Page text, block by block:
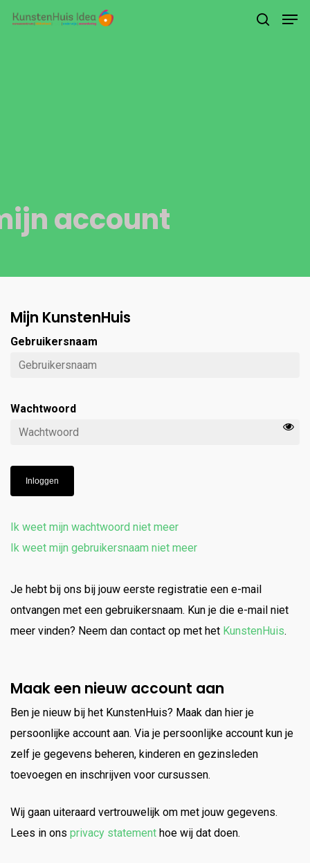
account
Mijn KunstenHuis
Gebruikersnaam
Wachtwoord
Inloggen
Ik weet mijn wachtwoord niet meer
Ik weet mijn gebruikersnaam niet meer
Je hebt bij ons bij jouw eerste registratie een e-mail
ontvangen met een gebruikersnaam. Kun je die e-mail niet
meer vinden? Neem dan contact op met het KunstenHuis.
Maak een nieuw account aan
Ben je nieuw bij het KunstenHuis? Maak dan hier je
persoonlijke account aan. Via je persoonlijke account kun je
zelf je gegevens beheren, kinderen en gezinsleden
toevoegen en inschrijven voor cursussen.
Wij gaan uiteraard vertrouwelijk om met jouw gegevens.
Lees in ons privacy statement hoe wij dat doen.